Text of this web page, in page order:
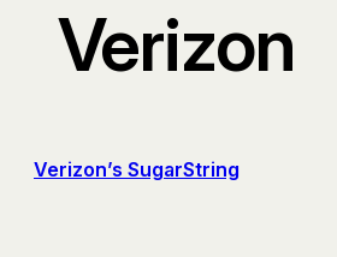
Verizon
Verizon’s SugarString